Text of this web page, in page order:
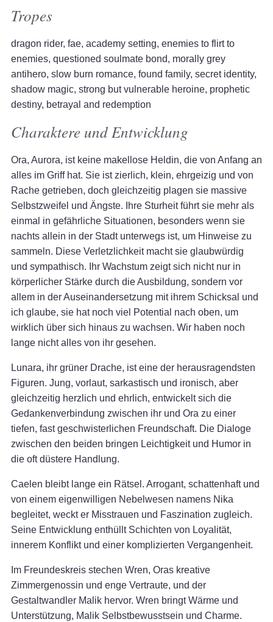
Tropes
dragon rider, fae, academy setting, enemies to flirt to
enemies, questioned soulmate bond, morally grey
antihero, slow burn romance, found family, secret identity,
shadow magic, strong but vulnerable heroine, prophetic
destiny, betrayal and redemption
Charaktere und Entwicklung
Ora, Aurora, ist keine makellose Heldin, die von Anfang an
alles im Griff hat. Sie ist zierlich, klein, ehrgeizig und von
Rache getrieben, doch gleichzeitig plagen sie massive
Selbstzweifel und Ängste. Ihre Sturheit führt sie mehr als
einmal in gefährliche Situationen, besonders wenn sie
nachts allein in der Stadt unterwegs ist, um Hinweise zu
sammeln. Diese Verletzlichkeit macht sie glaubwürdig
und sympathisch. Ihr Wachstum zeigt sich nicht nur in
körperlicher Stärke durch die Ausbildung, sondern vor
allem in der Auseinandersetzung mit ihrem Schicksal und
ich glaube, sie hat noch viel Potential nach oben, um
wirklich über sich hinaus zu wachsen. Wir haben noch
lange nicht alles von ihr gesehen.
Lunara, ihr grüner Drache, ist eine der herausragendsten
Figuren. Jung, vorlaut, sarkastisch und ironisch, aber
gleichzeitig herzlich und ehrlich, entwickelt sich die
Gedankenverbindung zwischen ihr und Ora zu einer
tiefen, fast geschwisterlichen Freundschaft. Die Dialoge
zwischen den beiden bringen Leichtigkeit und Humor in
die oft düstere Handlung.
Caelen bleibt lange ein Rätsel. Arrogant, schattenhaft und
von einem eigenwilligen Nebelwesen namens Nika
begleitet, weckt er Misstrauen und Faszination zugleich.
Seine Entwicklung enthüllt Schichten von Loyalität,
innerem Konflikt und einer komplizierten Vergangenheit.
Im Freundeskreis stechen Wren, Oras kreative
Zimmergenossin und enge Vertraute, und der
Gestaltwandler Malik hervor. Wren bringt Wärme und
Unterstützung, Malik Selbstbewusstsein und Charme.